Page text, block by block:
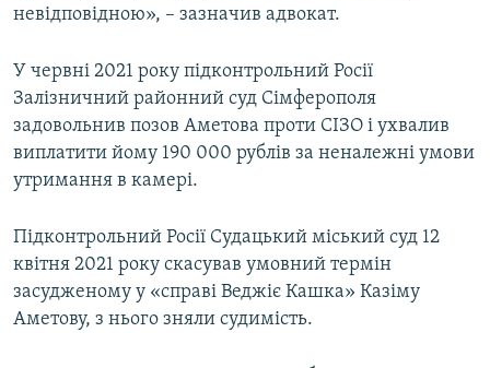
невідповідною», – зазначив адвокат.
У червні 2021 року підконтрольний Росії
Залізничний районний суд Сімферополя
задовольнив позов Аметова проти СІЗО і ухвалив
виплатити йому 190 000 рублів за неналежні умови
утримання в камері.
Підконтрольний Росії Судацький міський суд 12
квітня 2021 року скасував умовний термін
засудженому у «справі Веджіє Кашка» Казіму
Аметову, з нього зняли судимість.